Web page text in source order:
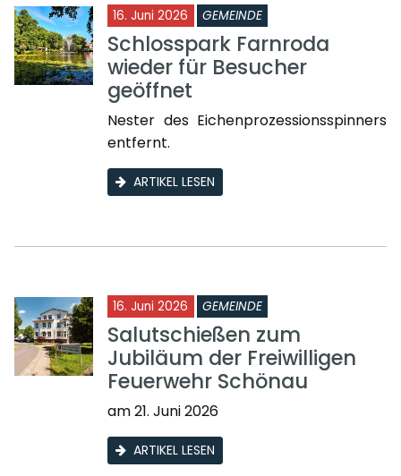
16. Juni 2026 GEMEINDE
Schlosspark Farnroda
wieder für Besucher
geöffnet
Nester des Eichenprozessionsspinners
entfernt.
ARTIKEL LESEN
16. Juni 2026 GEMEINDE
Salutschießen zum
Jubiläum der Freiwilligen
Feuerwehr Schönau
am 21. Juni 2026
ARTIKEL LESEN